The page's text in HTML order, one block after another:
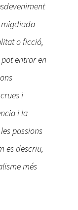
o ficció,
entrar en
i
i la
passions
es descriu,
més